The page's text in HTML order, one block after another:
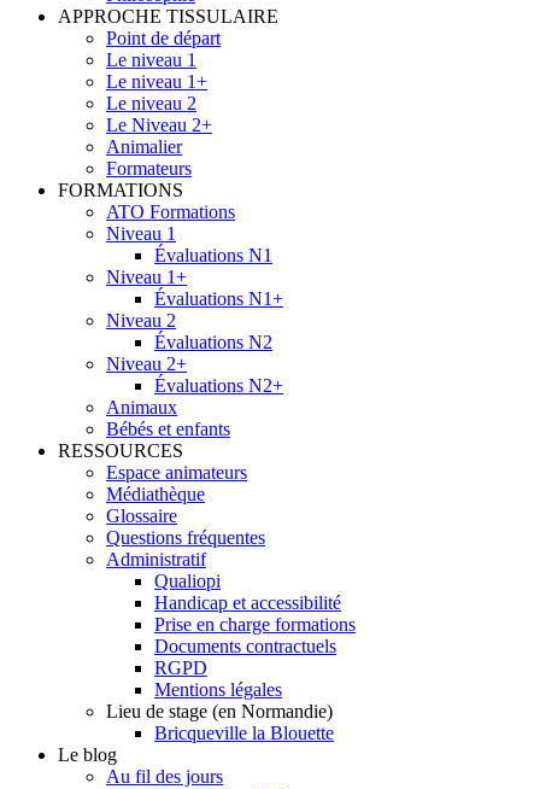
APPROCHE TISSULAIRE
Point de départ
Le niveau 1
Le niveau 1+
Le niveau 2
Le Niveau 2+
Animalier
Formateurs
FORMATIONS
ATO Formations
Niveau 1
Évaluations N1
Niveau 1+
Évaluations N1+
Niveau 2
Évaluations N2
Niveau 2+
Évaluations N2+
Animaux
Bébés et enfants
RESSOURCES
Espace animateurs
Médiathèque
Glossaire
Questions fréquentes
Administratif
Qualiopi
Handicap et accessibilité
Prise en charge formations
Documents contractuels
RGPD
Mentions légales
Lieu de stage (en Normandie)
Bricqueville la Blouette
Le blog
Au fil des jours